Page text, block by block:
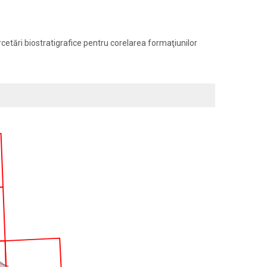
biostratigrafice pentru corelarea formaţiunilor